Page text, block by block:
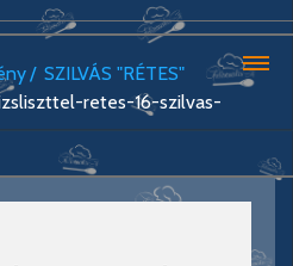
SZILVÁS "RÉTES"
retes-16-szilvas-